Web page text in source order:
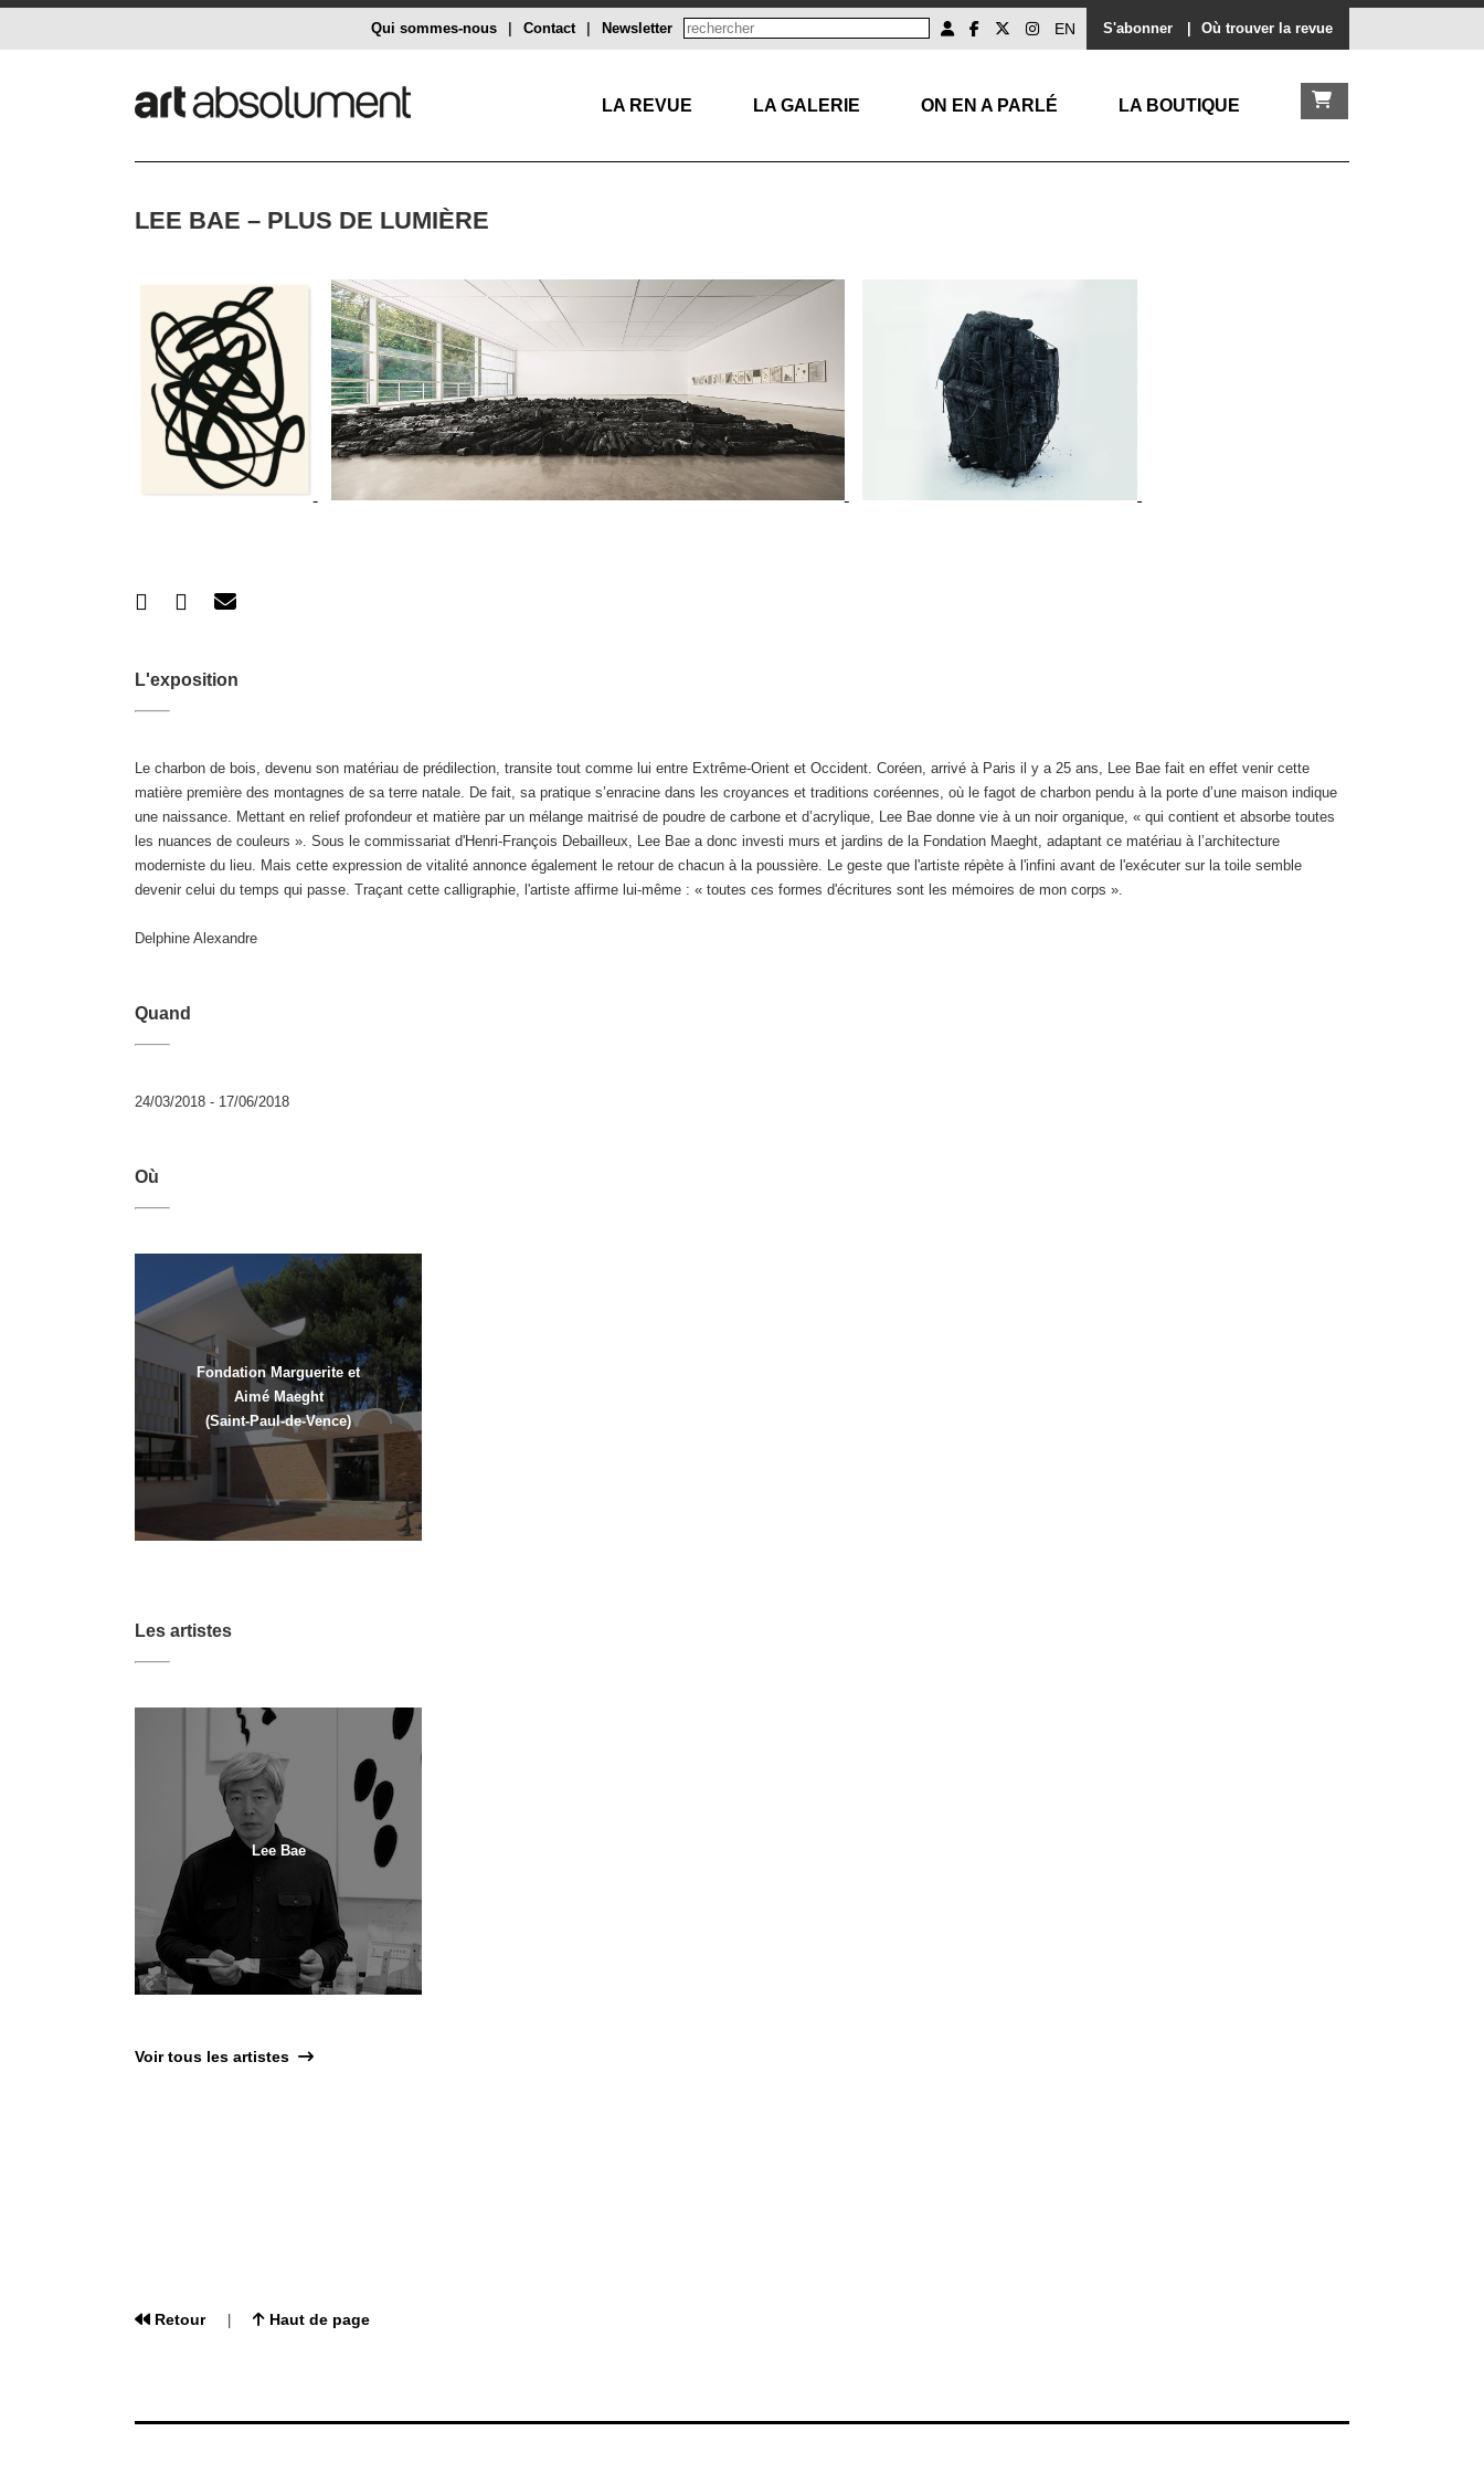
S'abonner Où trouver la revue
EN
Newsletter
Contact
Qui sommes-nous
LA REVUE LA GALERIE ON EN A PARLÉ LA BOUTIQUE
LEE BAE – PLUS DE LUMIÈRE
L'exposition
Le charbon de bois, devenu son matériau de prédilection, transite tout comme lui entre Extrême-Orient et Occident. Coréen, arrivé à Paris il y a 25 ans, Lee Bae fait en effet venir cette
matière première des montagnes de sa terre natale. De fait, sa pratique s’enracine dans les croyances et traditions coréennes, où le fagot de charbon pendu à la porte d’une maison indique
une naissance. Mettant en relief profondeur et matière par un mélange maitrisé de poudre de carbone et d’acrylique, Lee Bae donne vie à un noir organique, « qui contient et absorbe toutes
les nuances de couleurs ». Sous le commissariat d'Henri-François Debailleux, Lee Bae a donc investi murs et jardins de la Fondation Maeght, adaptant ce matériau à l’architecture
moderniste du lieu. Mais cette expression de vitalité annonce également le retour de chacun à la poussière. Le geste que l'artiste répète à l'infini avant de l'exécuter sur la toile semble
devenir celui du temps qui passe. Traçant cette calligraphie, l'artiste affirme lui-même : « toutes ces formes d'écritures sont les mémoires de mon corps ».
Delphine Alexandre
Quand
24/03/2018 - 17/06/2018
Où
Fondation Marguerite et
Aimé Maeght
(Saint-Paul-de-Vence)
Les artistes
Lee Bae
Voir tous les artistes
Retour| Haut de page